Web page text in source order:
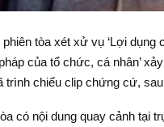
phiên tòa xét xử vụ ‘Lợi
của tổ chức, cá nhân’
trình chiếu clip chứng cứ,
có nội dung quay cảnh tại